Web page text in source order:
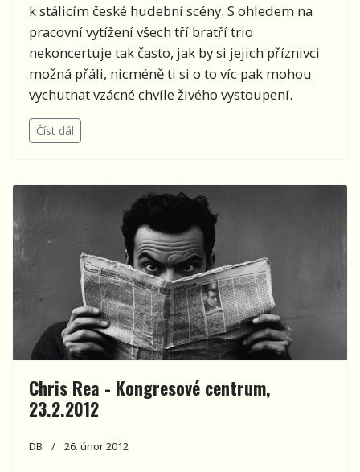
k stálicím české hudební scény. S ohledem na
pracovní vytížení všech tří bratří trio
nekoncertuje tak často, jak by si jejich příznivci
možná přáli, nicméně ti si o to víc pak mohou
vychutnat vzácné chvíle živého vystoupení.
Číst dál
Chris Rea - Kongresové centrum,
23.2.2012
DB 26. únor 2012